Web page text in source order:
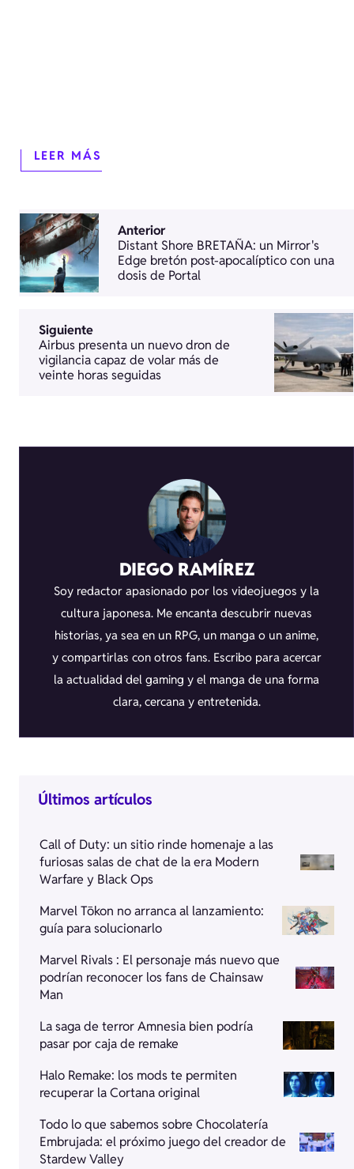
LEER MÁS
Anterior
Distant Shore BRETAÑA: un Mirror's
Edge bretón post-apocalíptico con una
dosis de Portal
Siguiente
Airbus presenta un nuevo dron de
vigilancia capaz de volar más de
veinte horas seguidas
DIEGO RAMÍREZ
Soy redactor apasionado por los videojuegos y la
cultura japonesa. Me encanta descubrir nuevas
historias, ya sea en un RPG, un manga o un anime,
y compartirlas con otros fans. Escribo para acercar
la actualidad del gaming y el manga de una forma
clara, cercana y entretenida.
Últimos artículos
Call of Duty: un sitio rinde homenaje a las
furiosas salas de chat de la era Modern
Warfare y Black Ops
Marvel Tōkon no arranca al lanzamiento:
guía para solucionarlo
Marvel Rivals : El personaje más nuevo que
podrían reconocer los fans de Chainsaw
Man
La saga de terror Amnesia bien podría
pasar por caja de remake
Halo Remake: los mods te permiten
recuperar la Cortana original
Todo lo que sabemos sobre Chocolatería
Embrujada: el próximo juego del creador de
Stardew Valley